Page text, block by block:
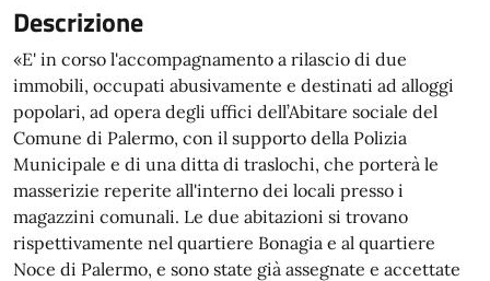
Descrizione
«E' in corso l'accompagnamento a rilascio di due
immobili, occupati abusivamente e destinati ad alloggi
popolari, ad opera degli uffici dell’Abitare sociale del
Comune di Palermo, con il supporto della Polizia
Municipale e di una ditta di traslochi, che porterà le
masserizie reperite all'interno dei locali presso i
magazzini comunali. Le due abitazioni si trovano
rispettivamente nel quartiere Bonagia e al quartiere
Noce di Palermo, e sono state già assegnate e accettate